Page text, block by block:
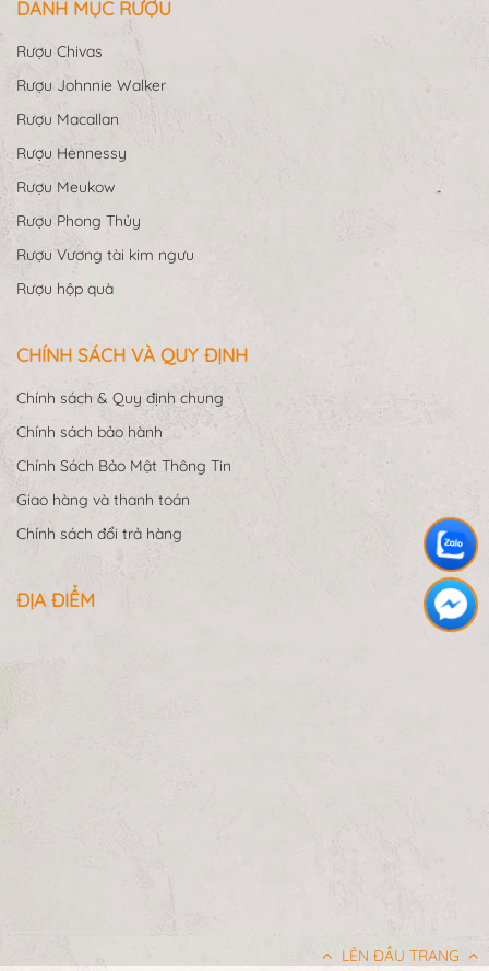
LÊN ĐẦU TRANG
DANH MỤC RƯỢU
Rượu Chivas
Rượu Johnnie Walker
Rượu Macallan
Rượu Hennessy
Rượu Meukow
Rượu Phong Thủy
Rượu Vương tài kim ngưu
Rượu hộp quà
CHÍNH SÁCH VÀ QUY ĐỊNH
Chính sách & Quy định chung
Chính sách bảo hành
Chính Sách Bảo Mật Thông Tin
Giao hàng và thanh toán
Chính sách đổi trả hàng
ĐỊA ĐIỂM